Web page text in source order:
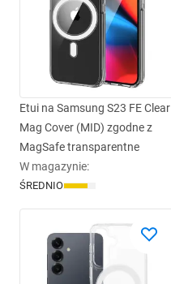
Etui na Samsung S23 FE Clear
Mag Cover (MID) zgodne z
MagSafe transparentne
W magazynie:
ŚREDNIO